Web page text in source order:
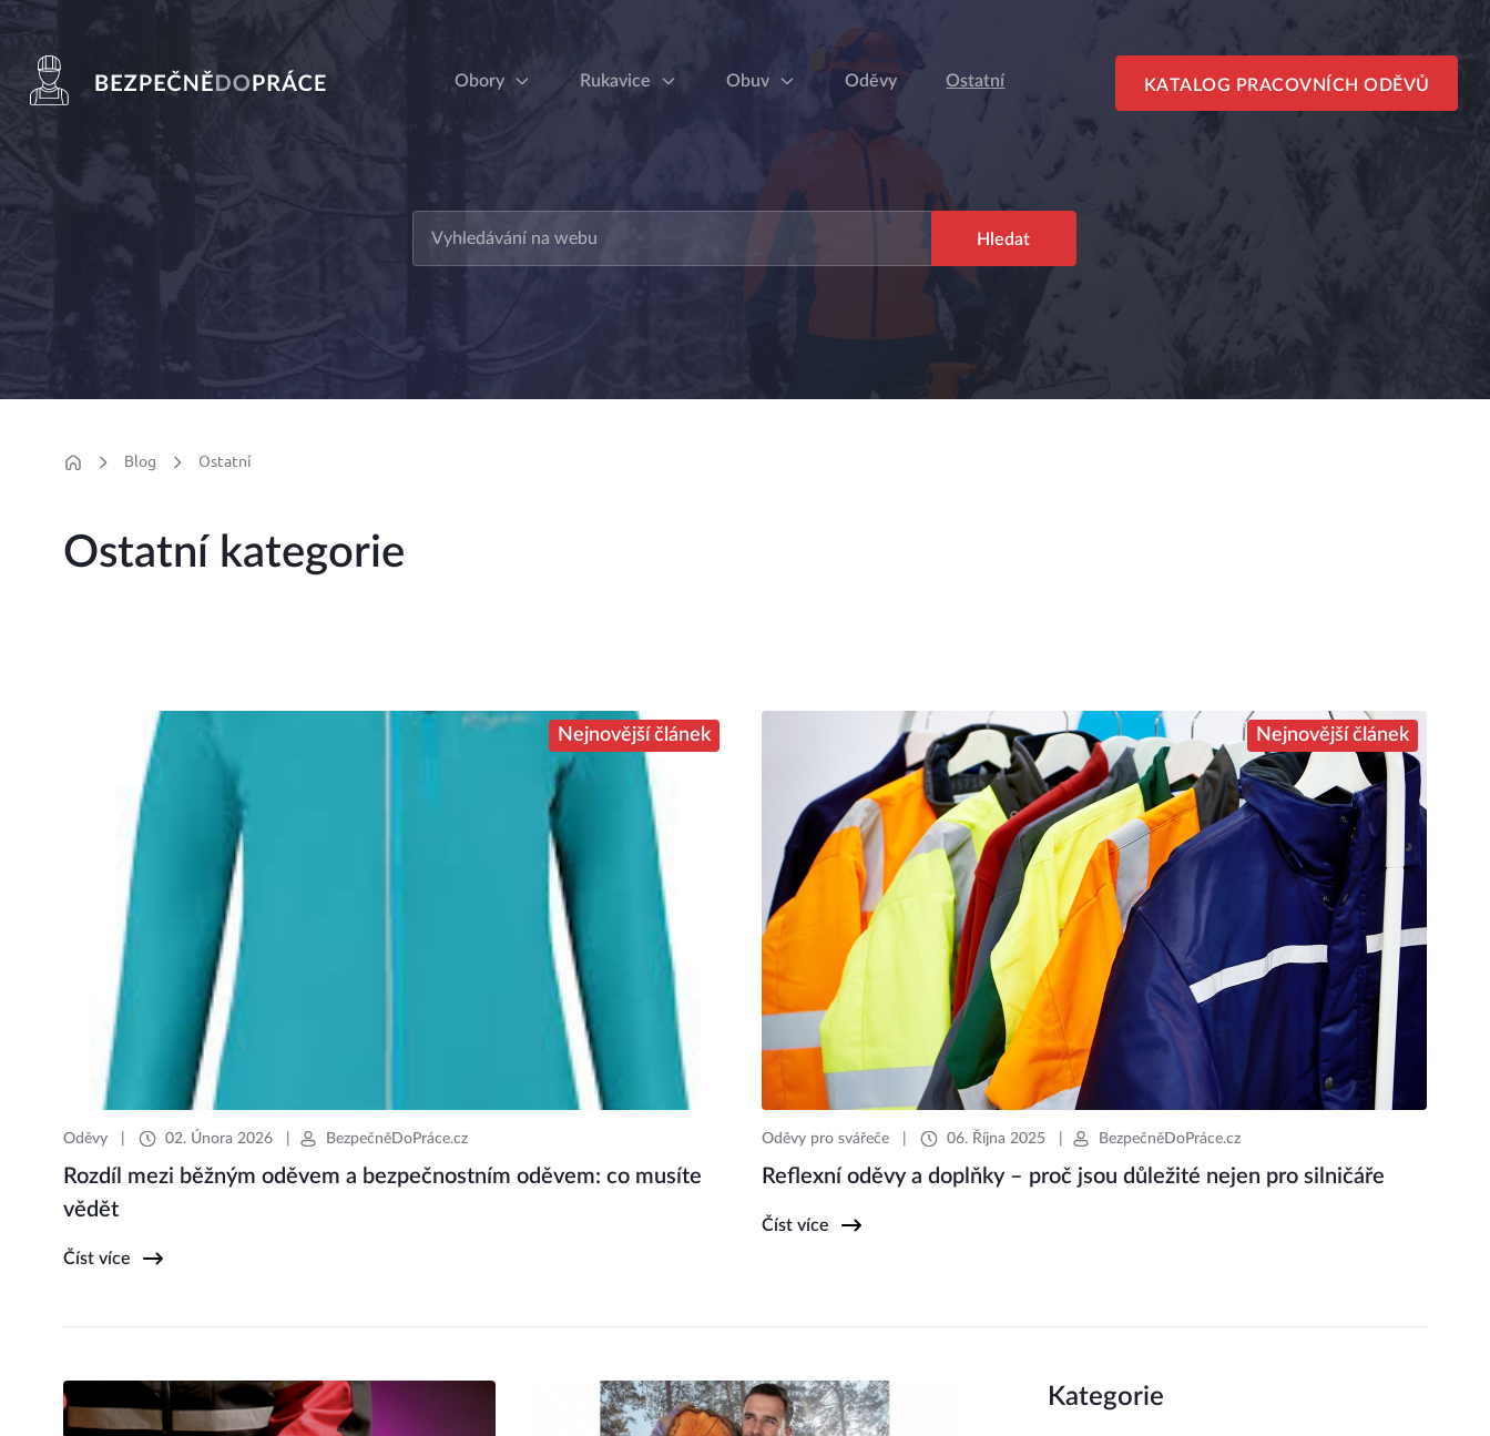
Obory Rukavice Obuv Oděvy Ostatní KATALOG PRACOVNÍCH ODĚVŮ
Blog Ostatní
Ostatní kategorie
Nejnovější článek
Oděvy 02. Února 2026 BezpečněDoPráce.cz
Rozdíl mezi běžným oděvem a bezpečnostním oděvem: co musíte
vědět
Číst více
Nejnovější článek
Oděvy pro svářeče 06. Října 2025 BezpečněDoPráce.cz
Reflexní oděvy a doplňky – proč jsou důležité nejen pro silničáře
Číst více
Kategorie